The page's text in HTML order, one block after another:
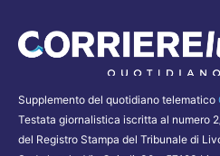
Supplemento del quotidiano telematico
Testata giornalistica iscritta al numero
del Registro Stampa del Tribunale di